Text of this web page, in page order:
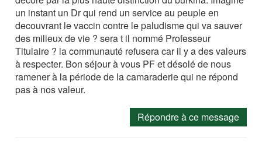
un instant un Dr qui rend un service au peuple en
decouvrant le vaccin contre le paludisme qui va sauver
des milieux de vie ? sera t il nommé Professeur
Titulaire ? la communauté refusera car il y a des valeurs
à respecter. Bon séjour à vous PF et désolé de nous
ramener à la période de la camaraderie qui ne répond
pas à nos valeur.
Répondre à ce message